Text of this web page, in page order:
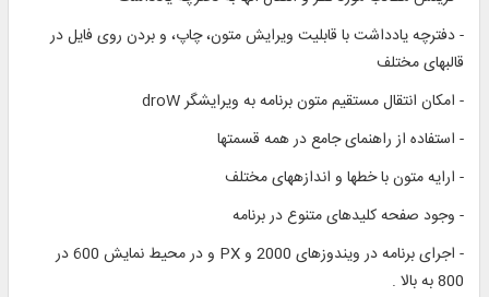
- دفترچه يادداشت با قابليت ويرايش متون، چاپ، و بردن روى فايل در
قالب‏هاى مختلف‏
- امكان انتقال مستقيم متون برنامه به ويرايشگر droW
- استفاده از راهنماى جامع در همه قسمت‏ها
- ارايه متون با خطها و اندازه‏هاى مختلف‏
- وجود صفحه كليدهاى متنوع در برنامه‏
- اجراى برنامه در ويندوزهاى 2000 و PX و در محيط نمايش 600 در
800 به بالا .